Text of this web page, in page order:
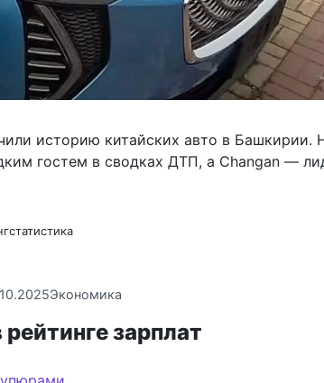
историю китайских авто в Башкирии.
гостем в сводках ДТП, а Changan —
статистика
Экономика
зарплат